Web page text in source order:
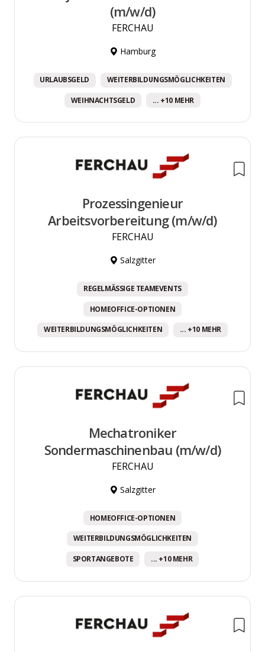
(m/w/d)
FERCHAU
Hamburg
URLAUBSGELD WEITERBILDUNGSMÖGLICHKEITEN
WEIHNACHTSGELD ... +10 MEHR
Prozessingenieur
Arbeitsvorbereitung (m/w/d)
FERCHAU
Salzgitter
REGELMÄSSIGE TEAMEVENTS
HOMEOFFICE-OPTIONEN
WEITERBILDUNGSMÖGLICHKEITEN ... +10 MEHR
Mechatroniker
Sondermaschinenbau (m/w/d)
FERCHAU
Salzgitter
HOMEOFFICE-OPTIONEN
WEITERBILDUNGSMÖGLICHKEITEN
SPORTANGEBOTE ... +10 MEHR